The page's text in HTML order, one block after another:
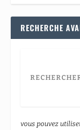
RECHERCHE
vous pouvez